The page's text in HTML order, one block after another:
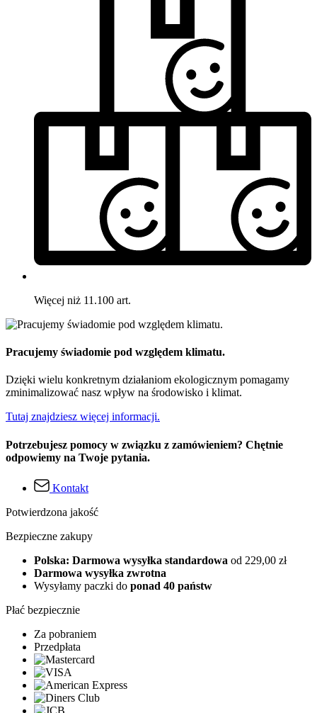
Więcej niż 11.100 art.
Pracujemy świadomie pod względem klimatu.
Dzięki wielu konkretnym działaniom ekologicznym pomagamy
zminimalizować nasz wpływ na środowisko i klimat.
Tutaj znajdziesz więcej informacji.
Potrzebujesz pomocy w związku z zamówieniem? Chętnie
odpowiemy na Twoje pytania.
Kontakt
Potwierdzona jakość
Bezpieczne zakupy
Polska: Darmowa wysyłka standardowa od 229,00 zł
Darmowa wysyłka zwrotna
Wysyłamy paczki do ponad 40 państw
Płać bezpiecznie
Za pobraniem
Przedpłata